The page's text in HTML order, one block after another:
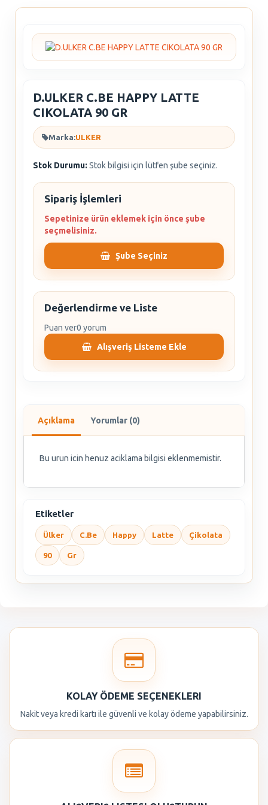
D.ULKER C.BE HAPPY LATTE
CIKOLATA 90 GR
Marka:ULKER
Stok Durumu: Stok bilgisi için lütfen şube seçiniz.
Sipariş İşlemleri
Sepetinize ürün eklemek için önce şube
seçmelisiniz.
Şube Seçiniz
Değerlendirme ve Liste
Puan ver0 yorum
Alışveriş Listeme Ekle
Açıklama Yorumlar (0)
Bu urun icin henuz aciklama bilgisi eklenmemistir.
Etiketler
Ülker C.Be Happy Latte Çikolata
90 Gr
KOLAY ÖDEME SEÇENEKLERI
Nakit veya kredi kartı ile güvenli ve kolay ödeme yapabilirsiniz.